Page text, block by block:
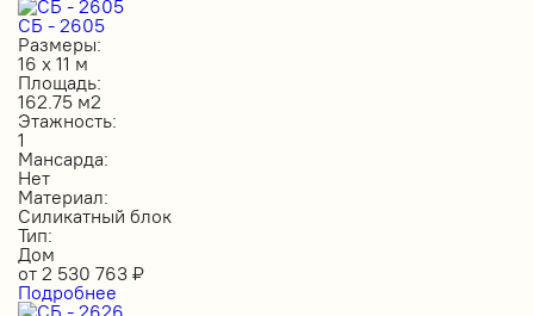
СБ - 2605
Размеры:
16 х 11 м
Площадь:
162.75 м2
Этажность:
1
Мансарда:
Нет
Материал:
Силикатный блок
Тип:
Дом
от 2 530 763 ₽
Подробнее